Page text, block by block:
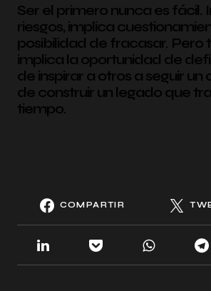
Ser el primero nunca es fácil.
riesgos, implica
posibilidad de fracasar. Pero
implica la oportunidad de
de inspirar a otros a seguir un
de construir un legado que
tiempo.
COMPARTIR